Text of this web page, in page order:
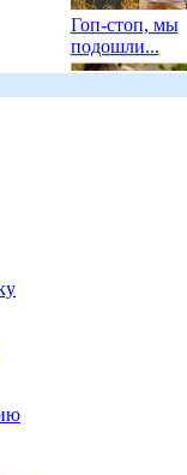
Гоп-стоп, мы
подошли...